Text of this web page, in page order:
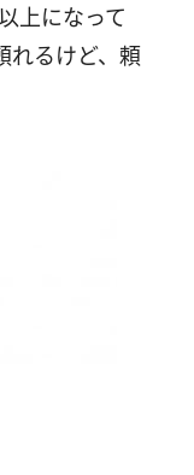
上になって
れるけど、頼